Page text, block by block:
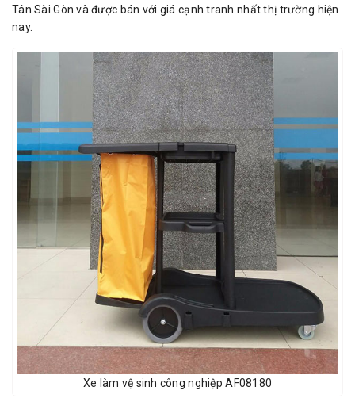
Tân Sài Gòn và được bán với giá cạnh tranh nhất thị trường hiện
nay.
Xe làm vệ sinh công nghiệp AF08180